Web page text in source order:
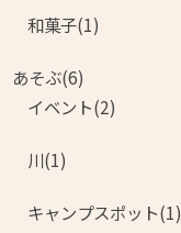
和菓子(1)
あそぶ(6)
イベント(2)
川(1)
キャンプスポット(1)